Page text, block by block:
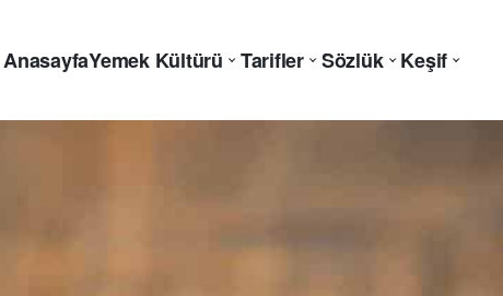
AnasayfaYemek Kültürü Tarifler Sözlük Keşif